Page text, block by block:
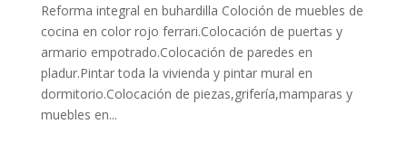
Reforma integral en buhardilla Coloción de muebles de
cocina en color rojo ferrari.Colocación de puertas y
armario empotrado.Colocación de paredes en
pladur.Pintar toda la vivienda y pintar mural en
dormitorio.Colocación de piezas,grifería,mamparas y
muebles en...